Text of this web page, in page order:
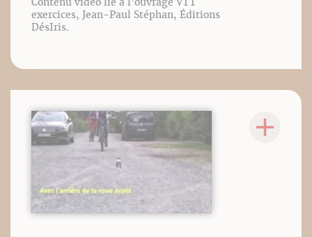
exercices, Jean-Paul Stéphan, Éditions
DésIris.